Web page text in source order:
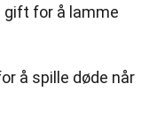
gift for å lamme
å spille døde når